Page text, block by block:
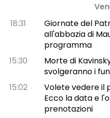
18:31
Giornate del
all'abbazia di
programma
15:30
Morte di
svolgeranno i
15:02
Volete vedere il
Ecco la data e
prenotazioni